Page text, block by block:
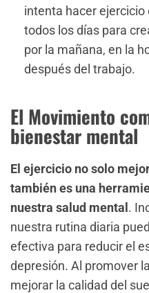
intenta hacer
todos los días para
por la mañana, en la
después del trabajo.
El Movimiento
bienestar mental
El ejercicio no solo
también es una
nuestra salud mental .
nuestra rutina diaria
efectiva para reducir el
depresión. Al promover
mejorar la calidad del